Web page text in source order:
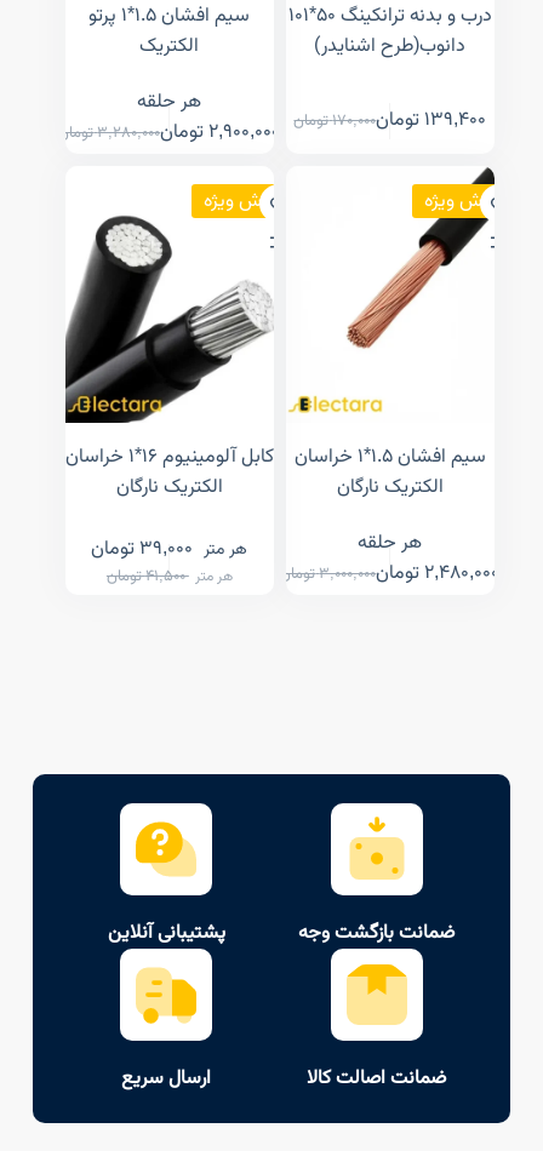
درب و بدنه ترانکینگ ۵۰*۱۰۱
دانوب(طرح اشنایدر)
170,000تومان 139,400 تومان
سیم افشان ۱.۵*۱ پرتو
الکتریک
هر حلقه
3,280,000تومان 2,900,000 تومان
فروش ویژه
سیم افشان ۱.۵*۱ خراسان
الکتریک نارگان
هر حلقه
3,000,000تومان 2,480,000 تومان
فروش ویژه
کابل آلومینیوم ۱۶*۱ خراسان
الکتریک نارگان
هر متر 41,500تومان
هر متر 39,000 تومان
ضمانت بازگشت وجه پشتیبانی آنلاین
ضمانت اصالت کالا ارسال سریع